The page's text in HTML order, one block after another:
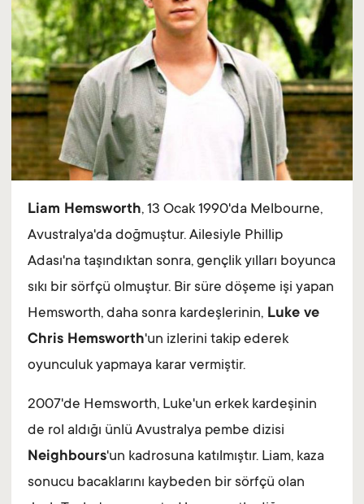
Liam Hemsworth, 13 Ocak 1990'da Melbourne,
Avustralya'da doğmuştur. Ailesiyle Phillip
Adası'na taşındıktan sonra, gençlik yılları boyunca
sıkı bir sörfçü olmuştur. Bir süre döşeme işi yapan
Hemsworth, daha sonra kardeşlerinin, Luke ve
Chris Hemsworth'un izlerini takip ederek
oyunculuk yapmaya karar vermiştir.
2007'de Hemsworth, Luke'un erkek kardeşinin
de rol aldığı ünlü Avustralya pembe dizisi
Neighbours'un kadrosuna katılmıştır. Liam, kaza
sonucu bacaklarını kaybeden bir sörfçü olan